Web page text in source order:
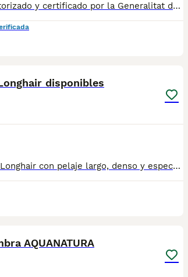
✅ Somos un criadero autorizado y certificado por la Generalitat de Catalunya. PARA MÁS INFORMACIÓN: ☎️ 933095977 📱 685878504 / 674320847 💻 www.aquanatura.es 🚙 Hacemos envíos 📌 Calle Roger de Flor 45, muy cerca del Arc de Triomf de Barcelona, de Lunes a Sábados, desde las 10h hasta las 20:00h. Se entregan con la mayoría de sus vacunas, desparasitados interna y externamente, con microchip y su registro, cartilla sanitaria y contrato de garantías, bajo la supervisión de nuestro equipo veterinario.
disponibles
Preciosos gatitos British Longhair con pelaje largo, denso y espectacular, auténticos “osos de peluche” llenos de ternura y elegancia. 💖 Carácter muy dulce, tranquilos y cariñosos 🐾 Criados en entorno familiar con máxima atención 🧸 Socializados desde pequeños para una perfecta adaptación ✨ Ejemplares sanos, cuidados y con genética de calidad Perfectos para quienes buscan un compañero elegante, afectuoso y equilibrado para el hogar. 📩 Información y reservas por privado en MundoAnimalia 🚨 Camada limitada 💫 ¡No dejes pasar la oportunidad de tener un auténtico British Longhair en casa!
AQUANATURA